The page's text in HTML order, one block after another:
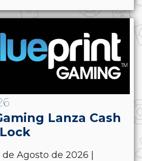
Lanza Cash
Agosto de 2026 |